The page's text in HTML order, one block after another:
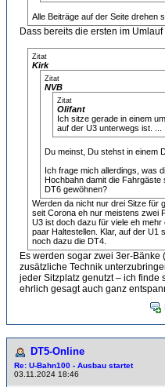
Alle Beiträge auf der Seite drehen
Dass bereits die ersten im
Zitat
Kirk
Zitat
NVB
Zitat
Olifant
Ich sitze gerade in einem
auf der U3 unterwegs ist. ...
Du meinst, Du stehst in einem
Ich frage mich allerdings, was
Hochbahn damit die Fahrgäste
DT6 gewöhnen?
Werden da nicht nur drei Sitze für
seit Corona eh nur meistens zwei
U3 ist doch dazu für viele eh
paar Haltestellen. Klar, auf der U1
noch dazu die DT4.
Es werden sogar zwei 3er-
zusätzliche Technik
jeder Sitzplatz genutzt – ich finde
ehrlich gesagt auch ganz
DT5-Online
Re: U-Bahn100 - Ausbau startet
03.11.2024 18:46